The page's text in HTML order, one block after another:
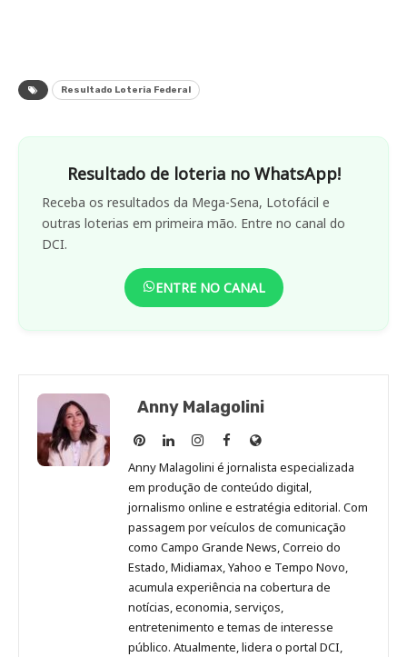
Resultado Loteria Federal
Resultado de loteria no WhatsApp!
Receba os resultados da Mega-Sena, Lotofácil e
outras loterias em primeira mão. Entre no canal do
DCI.
ENTRE NO CANAL
Anny Malagolini
Anny
Malagolini
no
Pinterest
Anny
Malagolini
no
LinkedIn
Anny
Malagolini
no
Instagram
Anny
Malagolini
no
Facebook
Site
de
Anny
Malagolini
Anny Malagolini é jornalista especializada
em produção de conteúdo digital,
jornalismo online e estratégia editorial. Com
passagem por veículos de comunicação
como Campo Grande News, Correio do
Estado, Midiamax, Yahoo e Tempo Novo,
acumula experiência na cobertura de
notícias, economia, serviços,
entretenimento e temas de interesse
público. Atualmente, lidera o portal DCI,